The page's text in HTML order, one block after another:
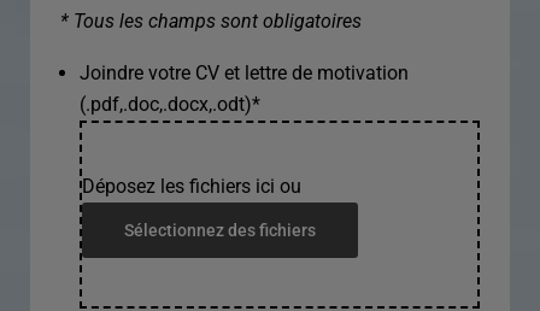
* Tous les champs sont obligatoires
Joindre votre CV et lettre de motivation
(.pdf,.doc,.docx,.odt)*
Déposez les fichiers ici ou
Sélectionnez des fichiers